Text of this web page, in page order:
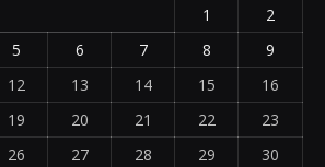
1
2
5 6 7 8
9
12 13 14 15
16
19 20 21 22
23
26 27 28 29
30